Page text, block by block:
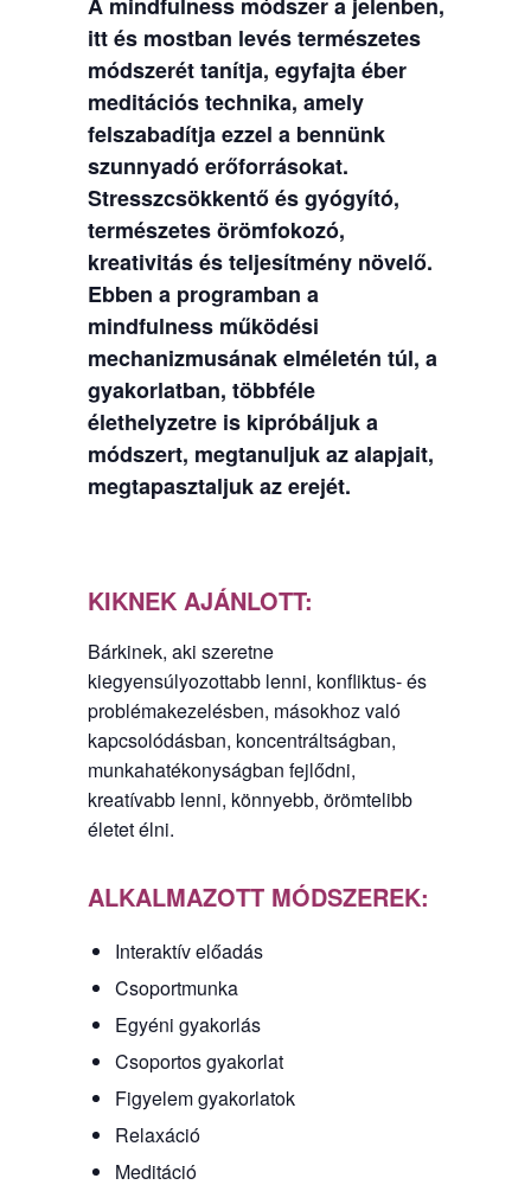
itt és mostban levés természetes
módszerét tanítja, egyfajta éber
meditációs technika, amely
felszabadítja ezzel a bennünk
szunnyadó erőforrásokat.
Stresszcsökkentő és gyógyító,
természetes örömfokozó,
kreativitás és teljesítmény növelő.
Ebben a programban a
mindfulness működési
mechanizmusának elméletén túl, a
gyakorlatban, többféle
élethelyzetre is kipróbáljuk a
módszert, megtanuljuk az alapjait,
megtapasztaljuk az erejét.
KIKNEK AJÁNLOTT:
Bárkinek, aki szeretne
kiegyensúlyozottabb lenni, konfliktus- és
problémakezelésben, másokhoz való
kapcsolódásban, koncentráltságban,
munkahatékonyságban fejlődni,
kreatívabb lenni, könnyebb, örömtelibb
életet élni.
ALKALMAZOTT MÓDSZEREK:
Interaktív előadás
Csoportmunka
Egyéni gyakorlás
Csoportos gyakorlat
Figyelem gyakorlatok
Relaxáció
Meditáció